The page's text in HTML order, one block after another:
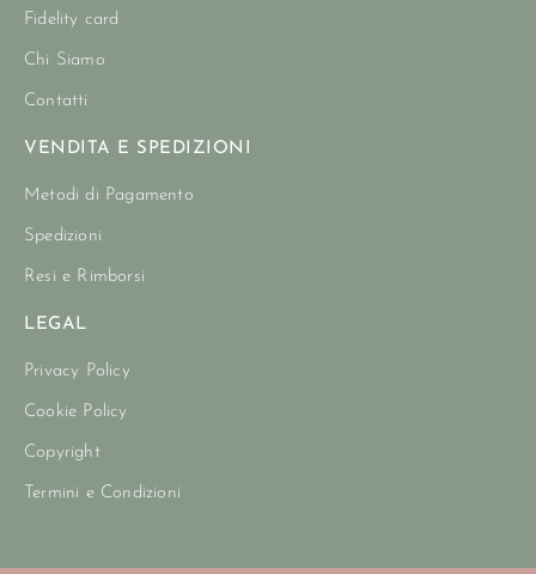
Fidelity card
Chi Siamo
Contatti
VENDITA E SPEDIZIONI
Metodi di Pagamento
Spedizioni
Resi e Rimborsi
LEGAL
Privacy Policy
Cookie Policy
Copyright
Termini e Condizioni